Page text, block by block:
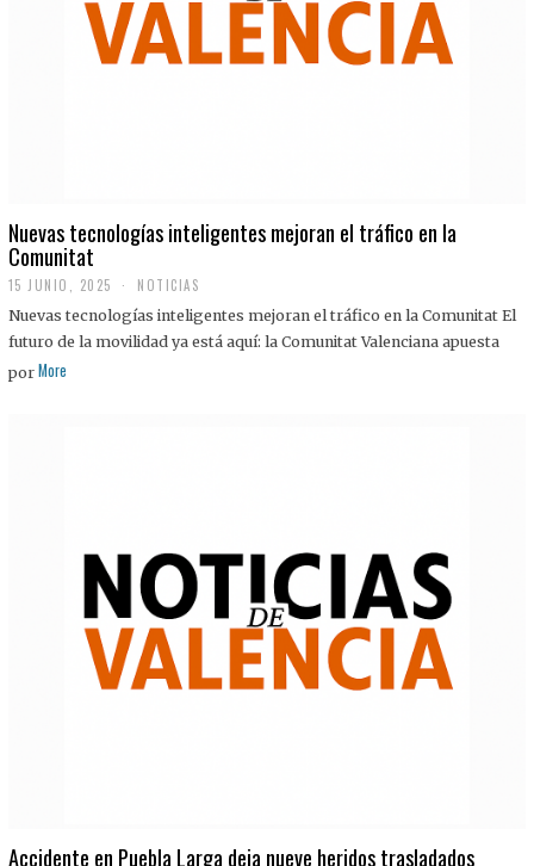
Nuevas tecnologías inteligentes mejoran el tráfico en la
Comunitat
15 JUNIO, 2025 NOTICIAS
Nuevas tecnologías inteligentes mejoran el tráfico en la Comunitat El
futuro de la movilidad ya está aquí: la Comunitat Valenciana apuesta
por More
Accidente en Puebla Larga deja nueve heridos trasladados